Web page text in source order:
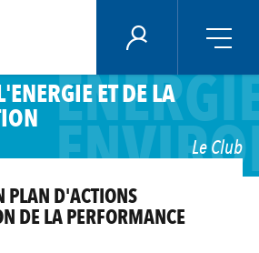
ÉNERGIE PLUS
ET DE LA
Le Club
PLAN D'ACTIONS
DE LA PERFORMANCE